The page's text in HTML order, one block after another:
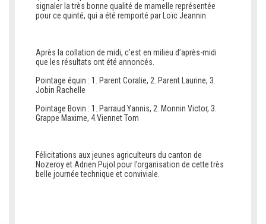
signaler la très bonne qualité de mamelle représentée
pour ce quinté, qui a été remporté par Loïc Jeannin.
Après la collation de midi, c’est en milieu d’après-midi
que les résultats ont été annoncés.
Pointage équin : 1. Parent Coralie, 2. Parent Laurine, 3.
Jobin Rachelle
Pointage Bovin : 1. Parraud Yannis, 2. Monnin Victor, 3.
Grappe Maxime, 4.Viennet Tom
Félicitations aux jeunes agriculteurs du canton de
Nozeroy et Adrien Pujol pour l’organisation de cette très
belle journée technique et conviviale.